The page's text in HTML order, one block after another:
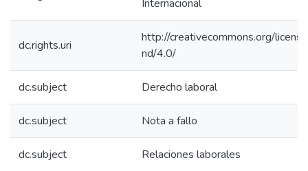
Internacional
dc.rights.uri
http://creativecommons.org/
nd/4.0/
dc.subject Derecho laboral
dc.subject Nota a fallo
dc.subject Relaciones laborales